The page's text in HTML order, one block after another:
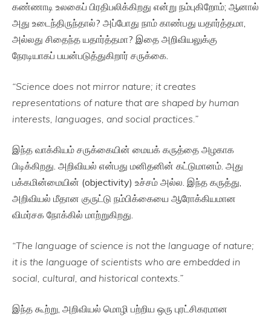
கண்ணாடி உலகைப் பிரதிபலிக்கிறது என்று நம்புகிறோம்; ஆனால்
அது உடைந்திருந்தால்? அப்போது நாம் காண்பது யதார்த்தமா,
அல்லது சிதைந்த யதார்த்தமா? இதை அறிவியலுக்கு
நேரடியாகப் பயன்படுத்துகிறார் சருக்கை.
“Science does not mirror nature; it creates
representations of nature that are shaped by human
interests, languages, and social practices.”
இந்த வாக்கியம் சருக்கையின் மையக் கருத்தை அழகாக
பிடிக்கிறது. அறிவியல் என்பது மனிதனின் கட்டுமானம். அது
பக்கமின்மையின் (objectivity) உச்சம் அல்ல. இந்த கருத்து,
அறிவியல் மீதான குருட்டு நம்பிக்கையை ஆரோக்கியமான
விமர்சக நோக்கில் மாற்றுகிறது.
“The language of science is not the language of nature;
it is the language of scientists who are embedded in
social, cultural, and historical contexts.”
இந்த கூற்று, அறிவியல் மொழி பற்றிய ஒரு புரட்சிகரமான